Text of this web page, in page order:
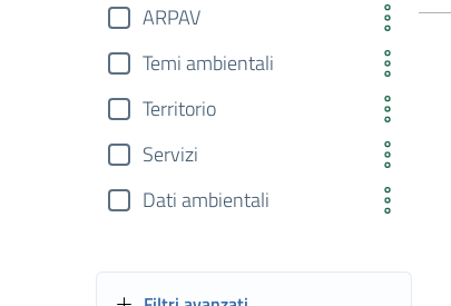
ARPAV
Temi ambientali
Territorio
Servizi
Dati ambientali